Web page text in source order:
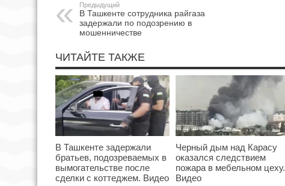
Предыдущий
В Ташкенте сотрудника райгаза
задержали по подозрению в
мошенничестве
ЧИТАЙТЕ ТАКЖЕ
В Ташкенте задержали
братьев, подозреваемых в
вымогательстве после
сделки с коттеджем. Видео
Черный дым над Карасу
оказался следствием
пожара в мебельном цеху.
Видео